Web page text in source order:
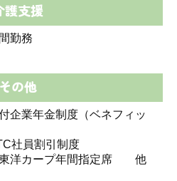
護支援
勤務
その他
企業年金制度（ベネフィッ
社員割引制度
東洋カープ年間指定席 他